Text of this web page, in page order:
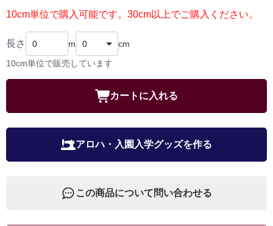
10cm単位で購入可能です。30cm以上でご購入ください。
長さ m cm
10cm単位で販売しています
カートに入れる
アロハ・入園入学グッズを作る
この商品について問い合わせる